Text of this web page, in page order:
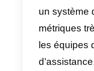
c)
En
les